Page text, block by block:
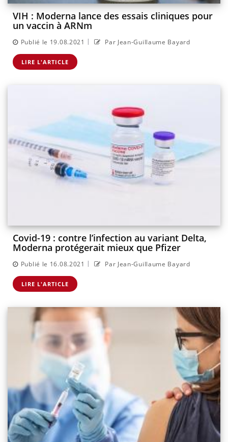
VIH : Moderna lance des essais cliniques pour
un vaccin à ARNm
Publié le 19.08.2021 | Par Jean-Guillaume Bayard
LIRE L'ARTICLE
Covid-19 : contre l’infection au variant Delta,
Moderna protégerait mieux que Pfizer
Publié le 16.08.2021 | Par Jean-Guillaume Bayard
LIRE L'ARTICLE